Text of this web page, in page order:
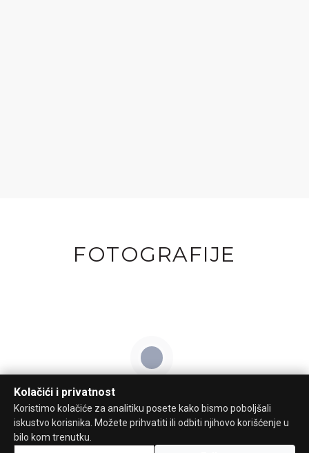
FOTOGRAFIJE
Kolačići i privatnost
Koristimo kolačiće za analitiku posete kako bismo poboljšali
iskustvo korisnika. Možete prihvatiti ili odbiti njihovo korišćenje u
bilo kom trenutku.